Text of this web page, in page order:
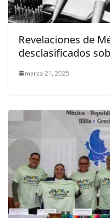
Revelaciones de
desclasificados
marzo 21, 2025